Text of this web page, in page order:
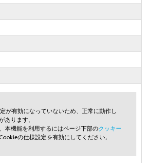
が有効になっていないため、正常に動作し
あります。
本機能を利用するにはページ下部のクッキー
の仕様設定を有効にしてください。